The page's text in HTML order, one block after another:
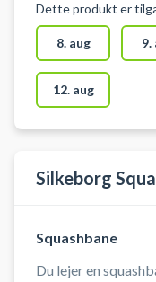
Omklædnings
tilgængelige. Lyset tænder
automatisk når
Dette produkt er
8. aug 9.
12. aug
Silkeborg
Squashbane
Du lejer en